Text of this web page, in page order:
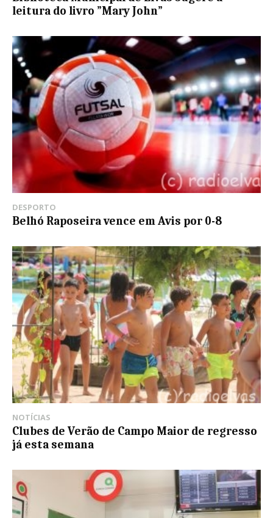
leitura do livro ”Mary John”
DESPORTO
Belhó Raposeira vence em Avis por 0-8
NOTÍCIAS
Clubes de Verão de Campo Maior de regresso
já esta semana